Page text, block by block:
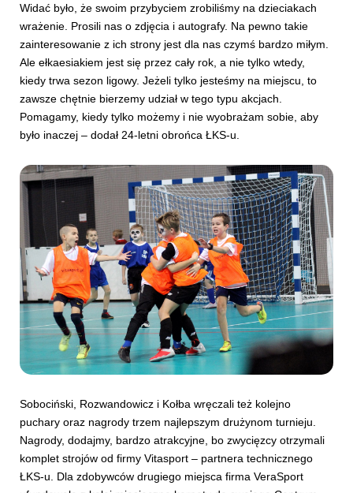
Widać było, że swoim przybyciem zrobiliśmy na dzieciakach
wrażenie. Prosili nas o zdjęcia i autografy. Na pewno takie
zainteresowanie z ich strony jest dla nas czymś bardzo miłym.
Ale ełkaesiakiem jest się przez cały rok, a nie tylko wtedy,
kiedy trwa sezon ligowy. Jeżeli tylko jesteśmy na miejscu, to
zawsze chętnie bierzemy udział w tego typu akcjach.
Pomagamy, kiedy tylko możemy i nie wyobrażam sobie, aby
było inaczej – dodał 24-letni obrońca ŁKS-u.
Sobociński, Rozwandowicz i Kołba wręczali też kolejno
puchary oraz nagrody trzem najlepszym drużynom turnieju.
Nagrody, dodajmy, bardzo atrakcyjne, bo zwycięzcy otrzymali
komplet strojów od firmy Vitasport – partnera technicznego
ŁKS-u. Dla zdobywców drugiego miejsca firma VeraSport